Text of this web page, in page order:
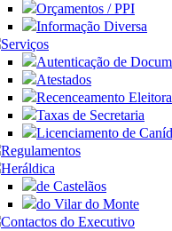
Orçamentos / PPI
Informação Diversa
Serviços
Autenticação de
Atestados
Recenceamento
Taxas de Secretaria
Licenciamento de
Regulamentos
Heráldica
de Castelãos
do Vilar do Monte
Contactos do Executivo